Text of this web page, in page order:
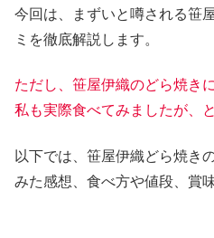
今回は、まずいと噂される笹
ミを徹底解説します。
ただし、笹屋伊織のどら焼き
私も実際食べてみましたが、
以下では、笹屋伊織どら焼き
みた感想、食べ方や値段、賞